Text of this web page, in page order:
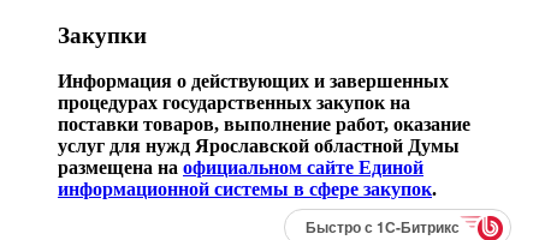
Закупки
Информация о действующих и завершенных
процедурах государственных закупок на
поставки товаров, выполнение работ, оказание
услуг для нужд Ярославской областной Думы
размещена на официальном сайте Единой
информационной системы в сфере закупок.
Быстро с 1С-Битрикс